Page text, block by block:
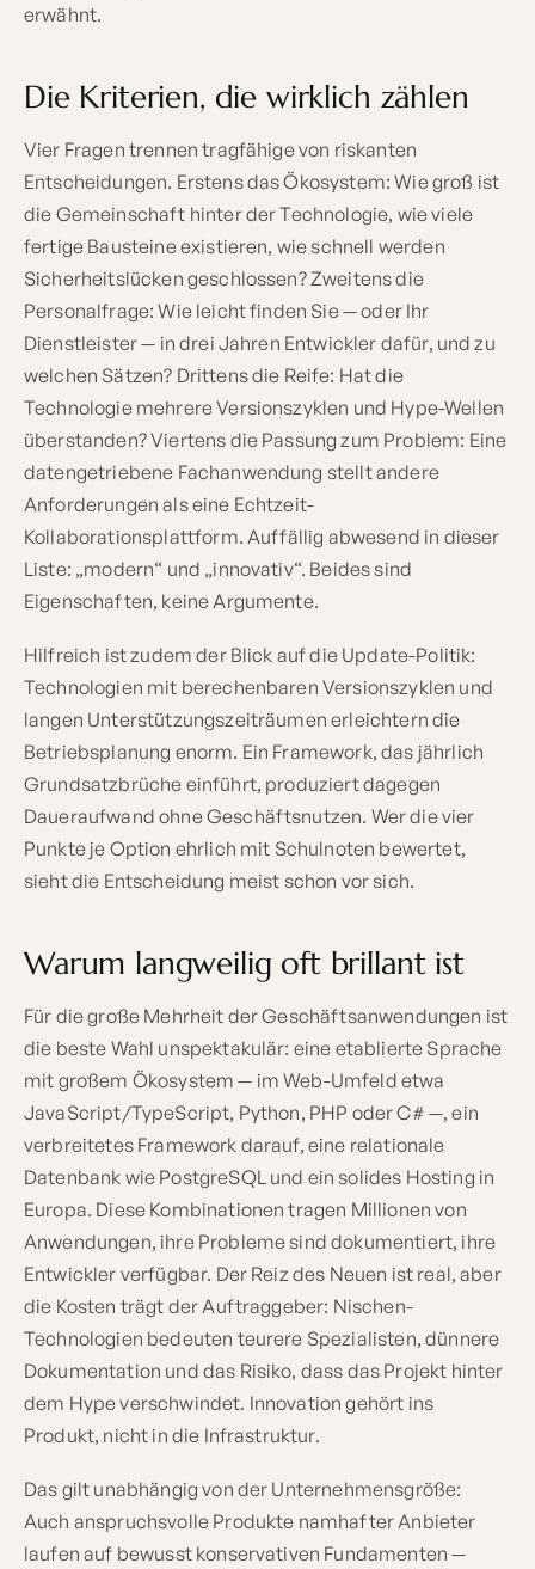
erwähnt.
Die Kriterien, die wirklich zählen
Vier Fragen trennen tragfähige von riskanten
Entscheidungen. Erstens das Ökosystem: Wie groß ist
die Gemeinschaft hinter der Technologie, wie viele
fertige Bausteine existieren, wie schnell werden
Sicherheitslücken geschlossen? Zweitens die
Personalfrage: Wie leicht finden Sie — oder Ihr
Dienstleister — in drei Jahren Entwickler dafür, und zu
welchen Sätzen? Drittens die Reife: Hat die
Technologie mehrere Versionszyklen und Hype-Wellen
überstanden? Viertens die Passung zum Problem: Eine
datengetriebene Fachanwendung stellt andere
Anforderungen als eine Echtzeit-
Kollaborationsplattform. Auffällig abwesend in dieser
Liste: „modern“ und „innovativ“. Beides sind
Eigenschaften, keine Argumente.
Hilfreich ist zudem der Blick auf die Update-Politik:
Technologien mit berechenbaren Versionszyklen und
langen Unterstützungszeiträumen erleichtern die
Betriebsplanung enorm. Ein Framework, das jährlich
Grundsatzbrüche einführt, produziert dagegen
Daueraufwand ohne Geschäftsnutzen. Wer die vier
Punkte je Option ehrlich mit Schulnoten bewertet,
sieht die Entscheidung meist schon vor sich.
Warum langweilig oft brillant ist
Für die große Mehrheit der Geschäftsanwendungen ist
die beste Wahl unspektakulär: eine etablierte Sprache
mit großem Ökosystem — im Web-Umfeld etwa
JavaScript/TypeScript, Python, PHP oder C# —, ein
verbreitetes Framework darauf, eine relationale
Datenbank wie PostgreSQL und ein solides Hosting in
Europa. Diese Kombinationen tragen Millionen von
Anwendungen, ihre Probleme sind dokumentiert, ihre
Entwickler verfügbar. Der Reiz des Neuen ist real, aber
die Kosten trägt der Auftraggeber: Nischen-
Technologien bedeuten teurere Spezialisten, dünnere
Dokumentation und das Risiko, dass das Projekt hinter
dem Hype verschwindet. Innovation gehört ins
Produkt, nicht in die Infrastruktur.
Das gilt unabhängig von der Unternehmensgröße:
Auch anspruchsvolle Produkte namhafter Anbieter
laufen auf bewusst konservativen Fundamenten —